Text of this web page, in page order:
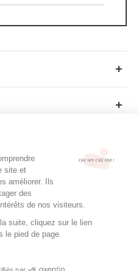
site et
améliorer. Ils
des
de nos visiteurs.
suite, cliquez sur le lien
le pied de page.
par